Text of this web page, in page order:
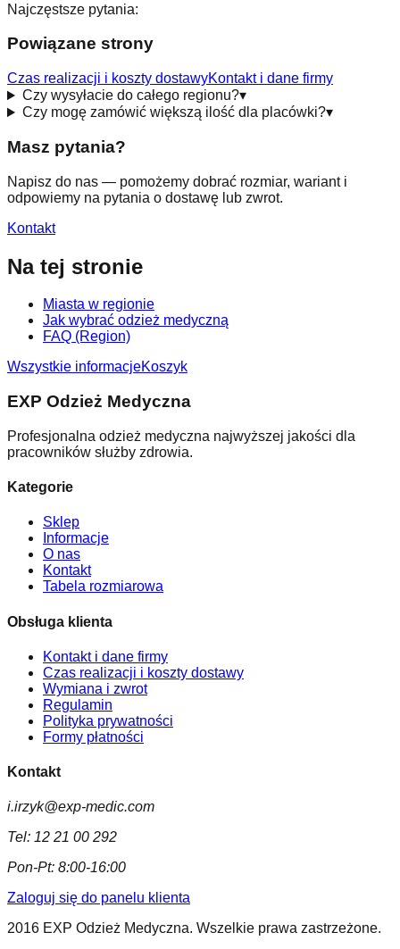
Najczęstsze pytania:
Powiązane strony
Czas realizacji i koszty dostawyKontakt i dane firmy
Czy wysyłacie do całego regionu?▾
Czy mogę zamówić większą ilość dla placówki?▾
Masz pytania?
Napisz do nas — pomożemy dobrać rozmiar, wariant i
odpowiemy na pytania o dostawę lub zwrot.
Kontakt
Na tej stronie
Miasta w regionie
Jak wybrać odzież medyczną
FAQ (Region)
Wszystkie informacjeKoszyk
EXP Odzież Medyczna
Profesjonalna odzież medyczna najwyższej jakości dla
pracowników służby zdrowia.
Kategorie
Sklep
Informacje
O nas
Kontakt
Tabela rozmiarowa
Obsługa klienta
Kontakt i dane firmy
Czas realizacji i koszty dostawy
Wymiana i zwrot
Regulamin
Polityka prywatności
Formy płatności
Kontakt
i.irzyk@exp-medic.com
Tel: 12 21 00 292
Pon-Pt: 8:00-16:00
Zaloguj się do panelu klienta
2016 EXP Odzież Medyczna. Wszelkie prawa zastrzeżone.